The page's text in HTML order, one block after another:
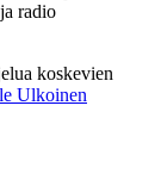
radio
koskevien
Ulkoinen